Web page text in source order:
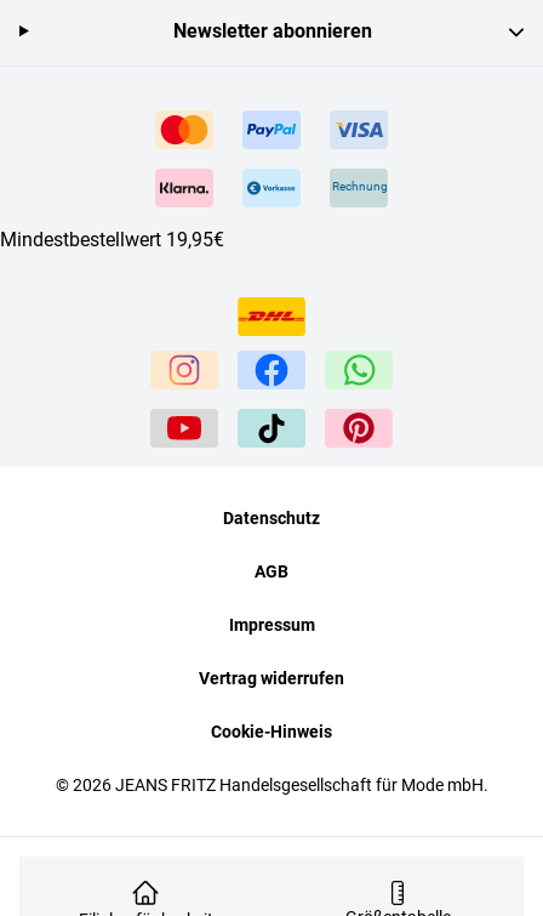
Rechnung
Mindestbestellwert 19,95€
Newsletter abonnieren
© 2026 JEANS FRITZ Handelsgesellschaft für Mode mbH.
Datenschutz
AGB
Impressum
Vertrag widerrufen
Cookie-Hinweis